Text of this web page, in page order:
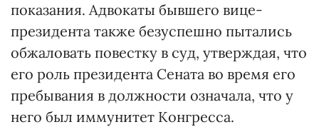
показания. Адвокаты бывшего вице-
президента также безуспешно пытались
обжаловать повестку в суд, утверждая, что
его роль президента Сената во время его
пребывания в должности означала, что у
него был иммунитет Конгресса.